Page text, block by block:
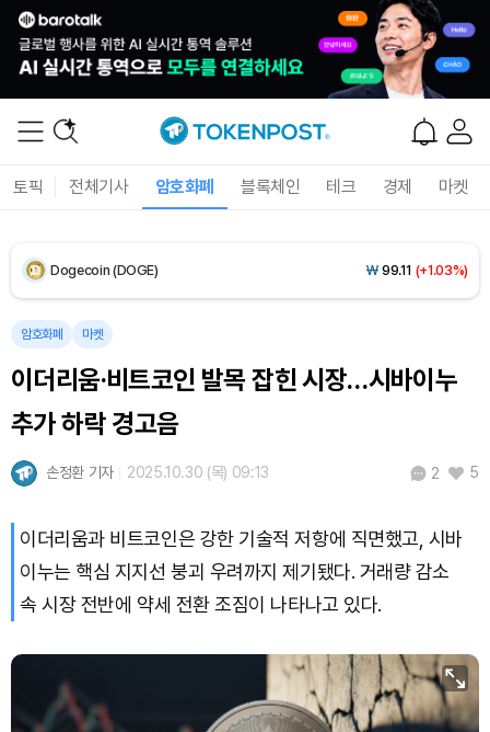
토픽 전체기사 암호화폐 블록체인 테크 경제 마켓
XRP (XRP) ₩ 1,475(-0.72%)
Solana (SOL) ₩104,872(+0.59%)
TRON (TRX) 465.6(-0.14%)
Hyperliquid (HYPE) ₩ 80,690 (+1.96%)
암호화폐 마켓
이더리움·비트코인 발목 잡힌 시장…시바이누
추가 하락 경고음
손정환 기자 2025.10.30 (목) 09:13 2 5
이더리움과 비트코인은 강한 기술적 저항에 직면했고, 시바
이누는 핵심 지지선 붕괴 우려까지 제기됐다. 거래량 감소
속 시장 전반에 약세 전환 조짐이 나타나고 있다.